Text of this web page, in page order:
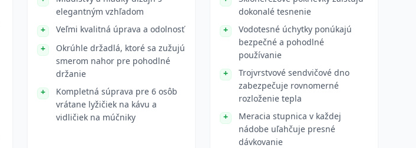
elegantným vzhľadom
Veľmi kvalitná úprava a odolnosť
Okrúhle držadlá, ktoré sa zužujú
smerom nahor pre pohodlné
držanie
Kompletná súprava pre 6 osôb
vrátane lyžičiek na kávu a
vidličiek na múčniky
dokonalé tesnenie
Vodotesné úchytky ponúkajú
bezpečné a pohodlné
používanie
Trojvrstvové sendvičové dno
zabezpečuje rovnomerné
rozloženie tepla
Meracia stupnica v každej
nádobe uľahčuje presné
dávkovanie